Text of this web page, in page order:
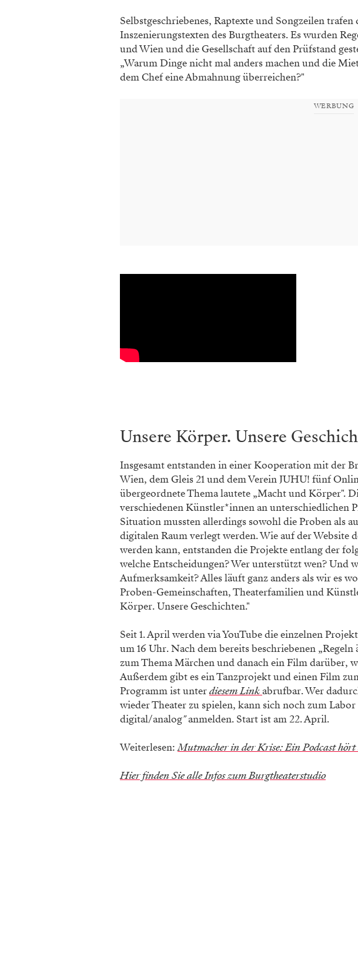
Selbstgeschriebenes, Raptexte und Songzeilen trafen
Inszenierungstexten des Burgtheaters. Es wurden
und Wien und die Gesellschaft auf den Prüfstand
„Warum Dinge nicht mal anders machen und die
dem Chef eine Abmahnung überreichen?"
WERBUNG
Unsere Körper. Unsere
Insgesamt entstanden in einer Kooperation mit der
Wien, dem Gleis 21 und dem Verein JUHU! fünf
übergeordnete Thema lautete „Macht und Körper".
verschiedenen Künstler*innen an unterschiedlichen
Situation mussten allerdings sowohl die Proben als
digitalen Raum verlegt werden. Wie auf der Website
werden kann, entstanden die Projekte entlang der
welche Entscheidungen? Wer unterstützt wen? Und
Aufmerksamkeit? Alles läuft ganz anders als wir es
Proben-Gemeinschaften, Theaterfamilien und
Körper. Unsere Geschichten."
Seit 1. April werden via YouTube die einzelnen
um 16 Uhr. Nach dem bereits beschriebenen
zum Thema Märchen und danach ein Film darüber,
Außerdem gibt es ein Tanzprojekt und einen Film
Programm ist unterdiesem Linkabrufbar. Wer
wieder Theater zu spielen, kann sich noch zum
digital/analog"anmelden. Start ist am 22. April.
Weiterlesen:Mutmacher in der Krise: Ein Podcast
Hier finden Sie alle Infos zum Burgtheaterstudio